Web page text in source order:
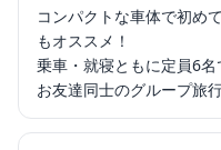
コンパクトな車体で初め
もオススメ！
乗車・就寝ともに定員6
お友達同士のグループ旅